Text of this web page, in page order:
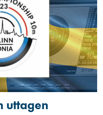
uttagen